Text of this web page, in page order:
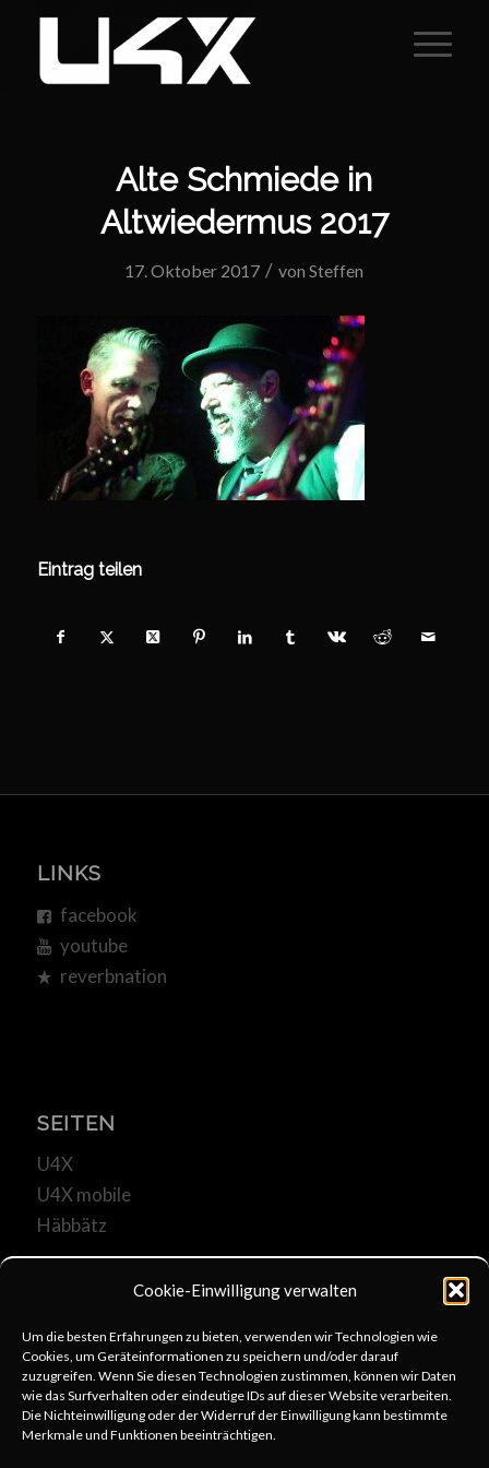
Cookie-Einwilligung verwalten
Um die besten Erfahrungen zu bieten, verwenden wir Technologien wie
Cookies, um Geräteinformationen zu speichern und/oder darauf
zuzugreifen. Wenn Sie diesen Technologien zustimmen, können wir Daten
wie das Surfverhalten oder eindeutige IDs auf dieser Website verarbeiten.
Die Nichteinwilligung oder der Widerruf der Einwilligung kann bestimmte
Merkmale und Funktionen beeinträchtigen.
Alte Schmiede in
Altwiedermus 2017
17. Oktober 2017 / vonSteffen
Eintrag teilen
LINKS
facebook
youtube
reverbnation
SEITEN
U4X
U4X mobile
Häbbätz
KOMMUNIKATION
u4x@web.de
+49 6253 806333